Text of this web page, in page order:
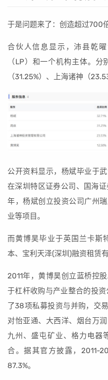
于是问题来了：创造超过700
合伙人信息显示，沛县乾
（LP）和一个机构主体。
（31.25%）、上海诸神（
公开资料显示，杨斌毕业于
在深圳特区证券公司、国海
年，杨斌创立投资公司广州
业等项目。
而黄博昊毕业于英国兰卡斯
本、宝利天泽(深圳)融资租赁有
2011年，黄博昊创立蓝桥控
于杠杆收购与产业整合的投
了38项私募投资与并购，交
对怡亚通、大西洋、烟台万
九州、盛屯矿业、格力电器
合。据其官方披露，2011-
87.3%。